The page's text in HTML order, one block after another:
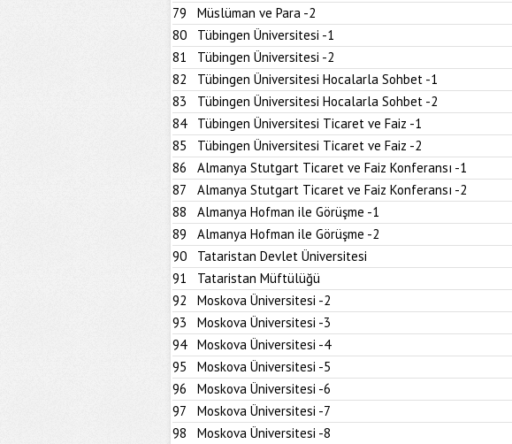
79
Müslüman ve Para -2
80
Tübingen Üniversitesi -1
81
Tübingen Üniversitesi -2
82
Tübingen Üniversitesi Hocalarla Sohbet -1
83
Tübingen Üniversitesi Hocalarla Sohbet -2
84
Tübingen Üniversitesi Ticaret ve Faiz -1
85
Tübingen Üniversitesi Ticaret ve Faiz -2
86
Almanya Stutgart Ticaret ve Faiz Konferansı -1
87
Almanya Stutgart Ticaret ve Faiz Konferansı -2
88
Almanya Hofman ile Görüşme -1
89
Almanya Hofman ile Görüşme -2
90
Tataristan Devlet Üniversitesi
91
Tataristan Müftülüğü
92
Moskova Üniversitesi -2
93
Moskova Üniversitesi -3
94
Moskova Üniversitesi -4
95
Moskova Üniversitesi -5
96
Moskova Üniversitesi -6
97
Moskova Üniversitesi -7
98
Moskova Üniversitesi -8